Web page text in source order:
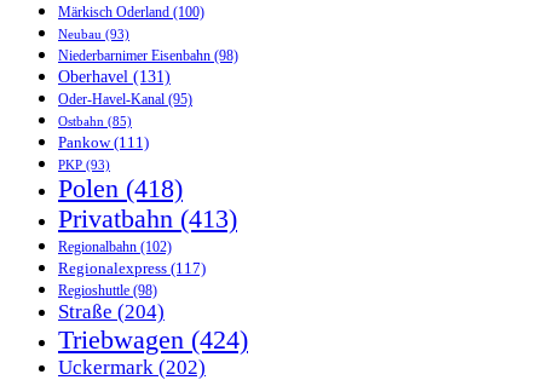
Märkisch Oderland (100)
Neubau (93)
Niederbarnimer Eisenbahn (98)
Oberhavel (131)
Oder-Havel-Kanal (95)
Ostbahn (85)
Pankow(111)
PKP (93)
Polen (418)
Privatbahn (413)
Regionalbahn (102)
Regionalexpress (117)
Regioshuttle (98)
Straße (204)
Triebwagen (424)
Uckermark (202)